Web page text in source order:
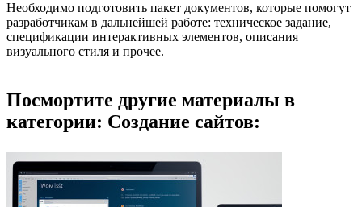
Необходимо подготовить пакет документов, которые помогут
разработчикам в дальнейшей работе: техническое задание,
спецификации интерактивных элементов, описания
визуального стиля и прочее.
Посмортите другие материалы в
категории: Создание сайтов: